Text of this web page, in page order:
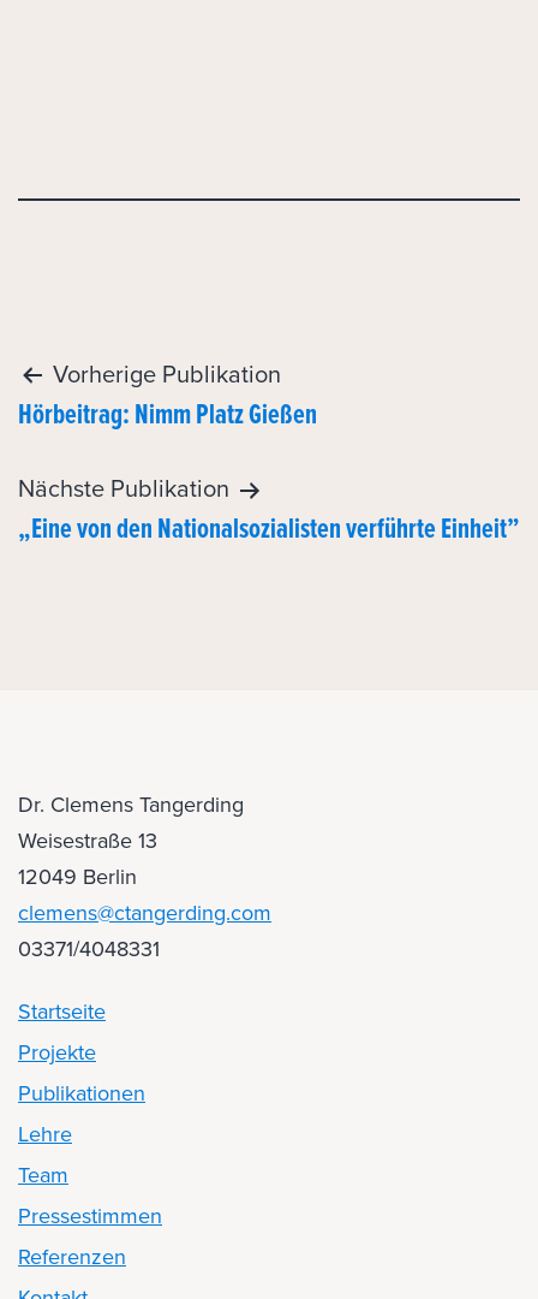
Post
navigation
Vorherige Publikation
Hörbeitrag: Nimm Platz Gießen
Nächste Publikation
„Eine von den Nationalsozialisten verführte Einheit”
Dr. Clemens Tangerding
Weisestraße 13
12049 Berlin
clemens@ctangerding.com
03371/4048331
Startseite
Projekte
Publikationen
Lehre
Team
Pressestimmen
Referenzen